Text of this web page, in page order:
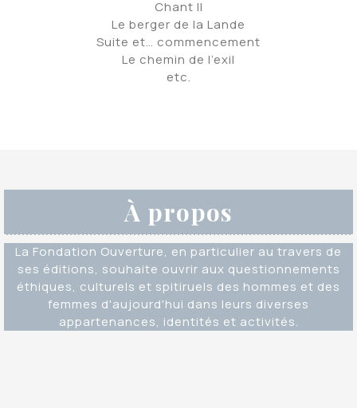
Chant II
Le berger de la Lande
Suite et… commencement
Le chemin de l’exil
etc.
À propos
La Fondation Ouverture, en particulier au travers de
ses éditions, souhaite ouvrir aux questionnements
éthiques, culturels et spitiruels des hommes et des
femmes d'aujourd'hui dans leurs diverses
appartenances, identités et activités.